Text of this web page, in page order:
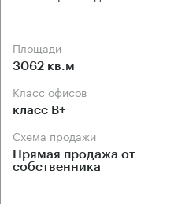
Площади
3062 кв.м
Класс офисов
класс B+
Схема продажи
Прямая продажа от
собственника